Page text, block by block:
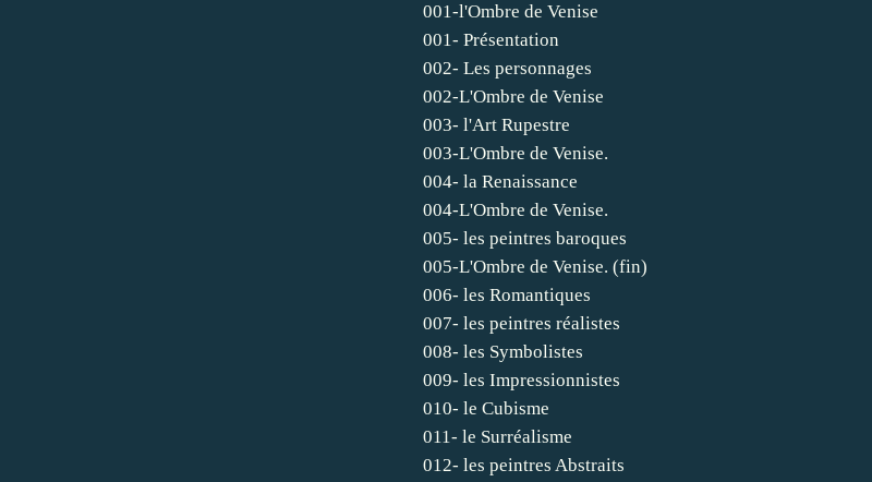
001-l'Ombre de Venise
001- Présentation
002- Les personnages
002-L'Ombre de Venise
003- l'Art Rupestre
003-L'Ombre de Venise.
004- la Renaissance
004-L'Ombre de Venise.
005- les peintres baroques
005-L'Ombre de Venise. (fin)
006- les Romantiques
007- les peintres réalistes
008- les Symbolistes
009- les Impressionnistes
010- le Cubisme
011- le Surréalisme
012- les peintres Abstraits